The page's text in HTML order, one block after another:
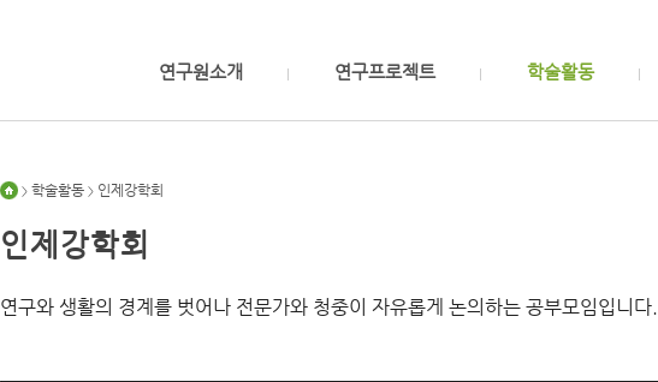
연구원소개 연구프로젝트 학술활동
> 학술활동 > 인제강학회
인제강학회
연구와 생활의 경계를 벗어나 전문가와 청중이 자유롭게 논의하는 공부모임입니다.